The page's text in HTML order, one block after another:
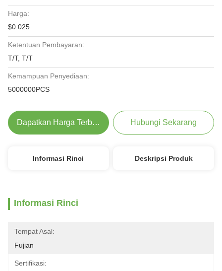
Harga:
$0.025
Ketentuan Pembayaran:
T/T, T/T
Kemampuan Penyediaan:
5000000PCS
Dapatkan Harga Terbaik Hubungi Sekarang
Informasi Rinci Deskripsi Produk
Informasi Rinci
Tempat Asal:
Fujian
Sertifikasi: